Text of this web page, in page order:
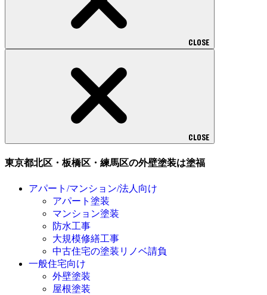
CLOSE
CLOSE
東京都北区・板橋区・練馬区の外壁塗装は塗福
アパート/マンション/法人向け
アパート塗装
マンション塗装
防水工事
大規模修繕工事
中古住宅の塗装リノベ請負
一般住宅向け
外壁塗装
屋根塗装